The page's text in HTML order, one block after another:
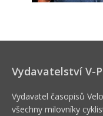
Vydavatelství V-
Vydavatel časopisů
všechny milovníky